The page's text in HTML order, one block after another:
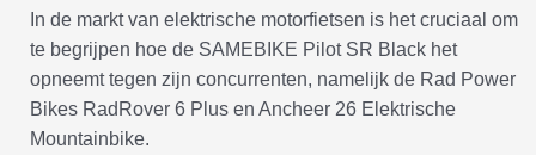
In de markt van elektrische motorfietsen is het cruciaal om
te begrijpen hoe de SAMEBIKE Pilot SR Black het
opneemt tegen zijn concurrenten, namelijk de Rad Power
Bikes RadRover 6 Plus en Ancheer 26 Elektrische
Mountainbike.